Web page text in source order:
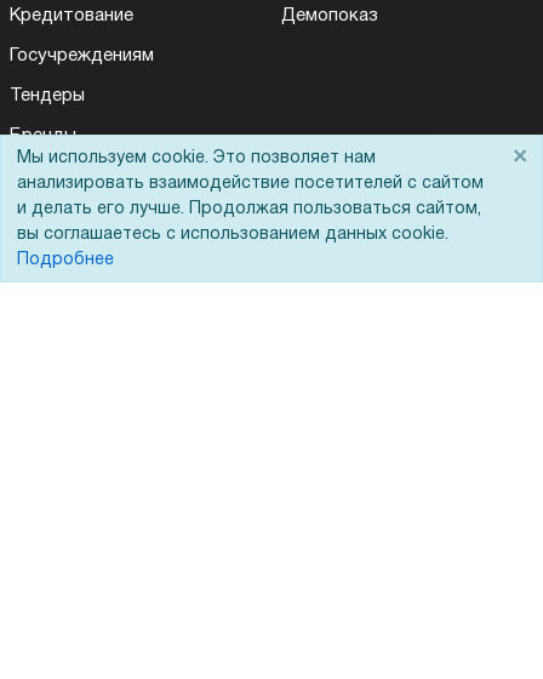
Кредитование
Госучреждениям
Тендеры
Бренды
ЭДО
Демопоказ
Помощь
Мы используем cookie. Это позволяет нам
анализировать взаимодействие посетителей с сайтом
и делать его лучше. Продолжая пользоваться сайтом,
вы соглашаетесь с использованием данных cookie.
Подробнее
×
Для Вас доступно эксклюзивное приложение при
заказе этого товара
Получить скидку Не показывать